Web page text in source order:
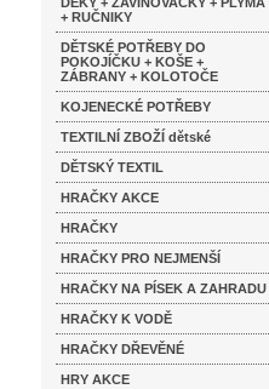
+ RUČNIKY
DĚTSKÉ POTŘEBY DO
POKOJÍČKU + KOŠE +
ZÁBRANY + KOLOTOČE
KOJENECKÉ POTŘEBY
TEXTILNÍ ZBOŽÍ dětské
DĚTSKÝ TEXTIL
HRAČKY AKCE
HRAČKY
HRAČKY PRO NEJMENŠÍ
HRAČKY NA PÍSEK A ZAHRADU
HRAČKY K VODĚ
HRAČKY DŘEVĚNÉ
HRY AKCE